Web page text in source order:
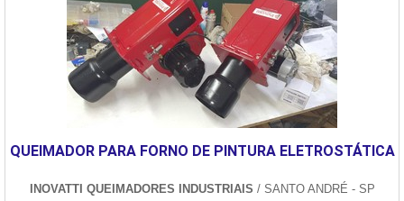
QUEIMADOR PARA FORNO DE PINTURA ELETROSTÁTICA
INOVATTI QUEIMADORES INDUSTRIAIS / SANTO ANDRÉ - SP